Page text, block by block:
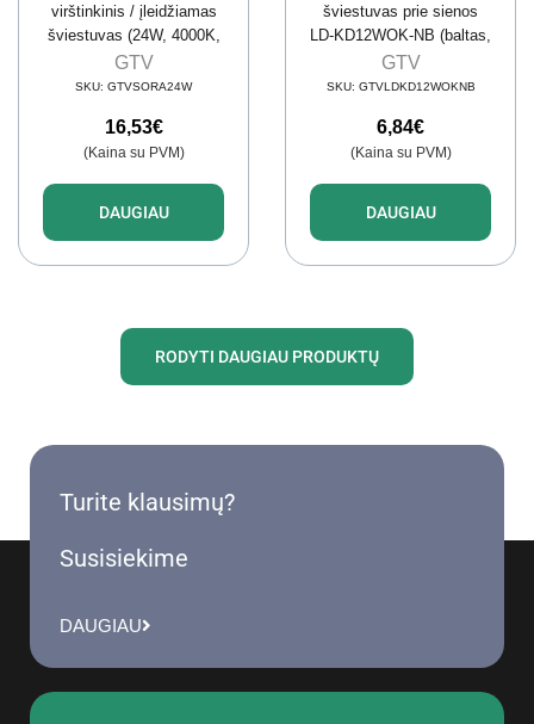
virštinkinis / įleidžiamas
šviestuvas (24W, 4000K,
2400lm, IP54) GTV LD-
SRW24WOK-NB
GTV
SKU: GTVSORA24W
16,53€
(Kaina su PVM)
DAUGIAU
šviestuvas prie sienos
LD-KD12WOK-NB (baltas,
12W, 1080lm, IP54,
4000K)
GTV
SKU: GTVLDKD12WOKNB
6,84€
(Kaina su PVM)
DAUGIAU
RODYTI DAUGIAU PRODUKTŲ
Turite klausimų?
Susisiekime
DAUGIAU